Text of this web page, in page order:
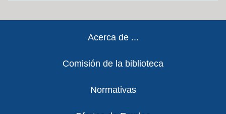
Acerca de ...
Comisión de la biblioteca
Normativas